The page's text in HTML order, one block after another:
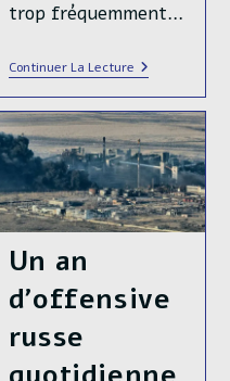
trop fréquemment…
Continuer La LectureLa
Relation
[1]
Nippo-
Sud-
Coréenne
:
Entre
Rancœur
Un an
d’offensive
russe